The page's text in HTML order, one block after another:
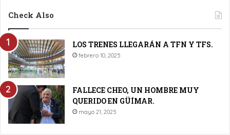
Check Also
LOS TRENES LLEGARÁN A TFN Y TFS.
febrero 10, 2025
FALLECE CHEO, UN HOMBRE MUY
QUERIDO EN GÜÍMAR.
mayo 21, 2025